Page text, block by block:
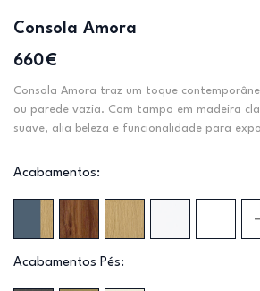
Consola Amora
660€
Consola Amora traz um toque
ou parede vazia. Com tampo em madeira
suave, alia beleza e funcionalidade para
Acabamentos:
Acabamentos Pés: